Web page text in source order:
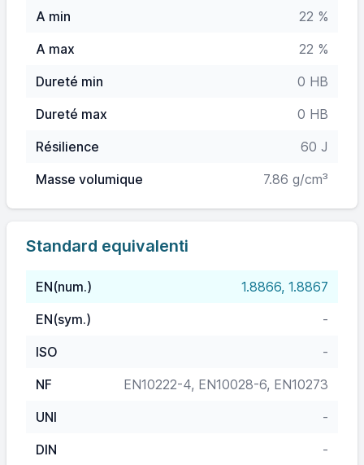
A min
22 %
A max
22 %
Dureté min
0 HB
Dureté max
0 HB
Résilience
60 J
Masse volumique
7.86 g/cm³
Standard equivalenti
EN(num.)
1.8866, 1.8867
EN(sym.)
-
ISO
-
NF
EN10222-4, EN10028-6, EN10273
UNI
-
DIN
-